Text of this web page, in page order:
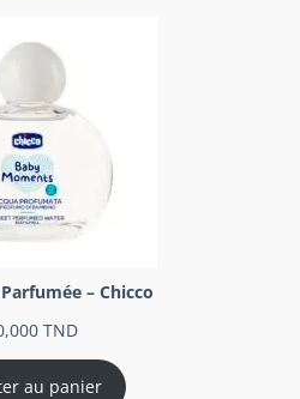
– Chicco
TND
au panier